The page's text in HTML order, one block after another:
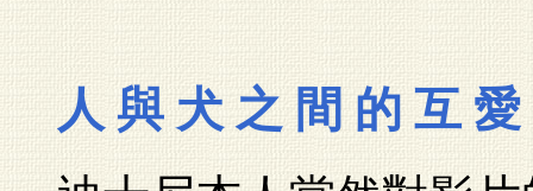
人 與 犬 之 間 的 互